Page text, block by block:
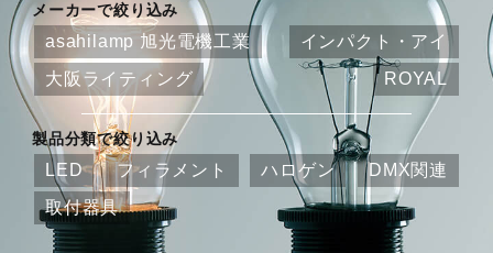
メーカーで絞り込み
asahilamp 旭光電機工業
インパクト・アイ
大阪ライティング
ROYAL
製品分類で絞り込み
LED フィラメント ハロゲン
DMX関連
取付器具